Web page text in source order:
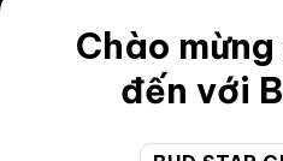
Chào
đến với
QUY ĐỊNH & ĐIỀU KHOẢN
Quy định thành viên